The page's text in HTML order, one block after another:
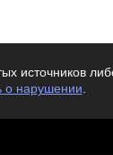
источников
о нарушении.